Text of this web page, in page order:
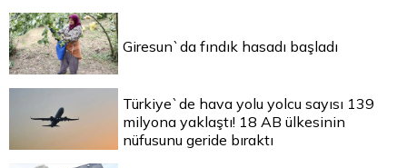
Giresun`da fındık hasadı başladı
Türkiye`de hava yolu yolcu sayısı 139
milyona yaklaştı! 18 AB ülkesinin
nüfusunu geride bıraktı